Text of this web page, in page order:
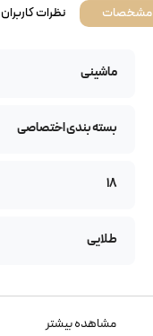
مشخصات نظرات کاربران
ماشینی
بسته بندی اختصاصی
18
طلایی
مشاهده بیشتر